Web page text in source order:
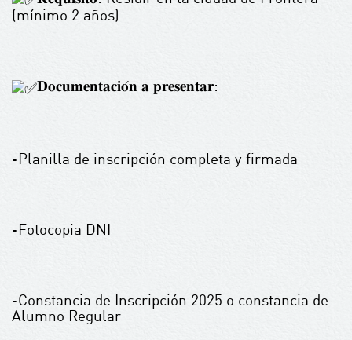
(mínimo 2 años)
𝐃𝐨𝐜𝐮𝐦𝐞𝐧𝐭𝐚𝐜𝐢𝐨́𝐧 𝐚 𝐩𝐫𝐞𝐬𝐞𝐧𝐭𝐚𝐫:
-Planilla de inscripción completa y firmada
-Fotocopia DNI
-Constancia de Inscripción 2025 o constancia de
Alumno Regular